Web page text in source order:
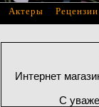
Интернет
С
Актеры Рецензии